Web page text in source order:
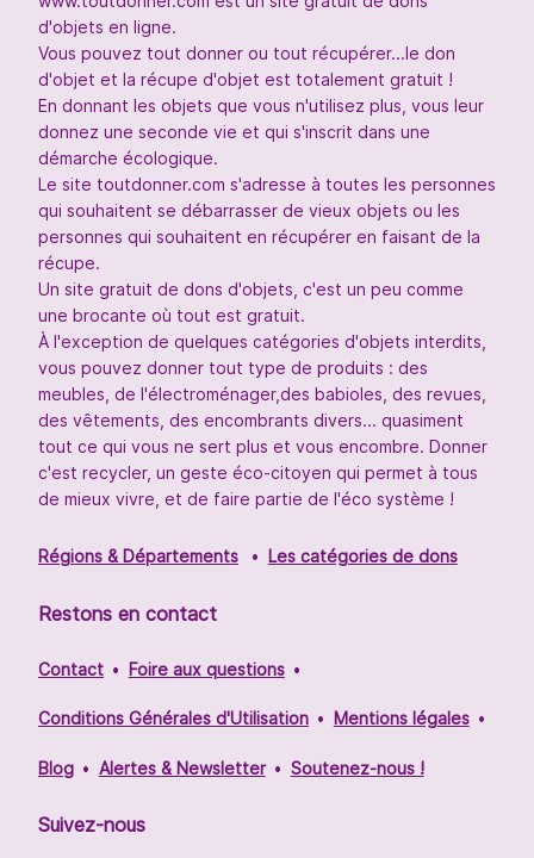
d'objets en ligne.
Vous pouvez tout donner ou tout récupérer...le don
d'objet et la récupe d'objet est totalement gratuit !
En donnant les objets que vous n'utilisez plus, vous leur
donnez une seconde vie et qui s'inscrit dans une
démarche écologique.
Le site toutdonner.com s'adresse à toutes les personnes
qui souhaitent se débarrasser de vieux objets ou les
personnes qui souhaitent en récupérer en faisant de la
récupe.
Un site gratuit de dons d'objets, c'est un peu comme
une brocante où tout est gratuit.
À l'exception de quelques catégories d'objets interdits,
vous pouvez donner tout type de produits : des
meubles, de l'électroménager,des babioles, des revues,
des vêtements, des encombrants divers... quasiment
tout ce qui vous ne sert plus et vous encombre. Donner
c'est recycler, un geste éco-citoyen qui permet à tous
de mieux vivre, et de faire partie de l'éco système !
Régions & Départements Les catégories de dons
Restons en contact
Contact Foire aux questions
Conditions Générales d'Utilisation Mentions légales
Blog Alertes & Newsletter Soutenez-nous !
Suivez-nous